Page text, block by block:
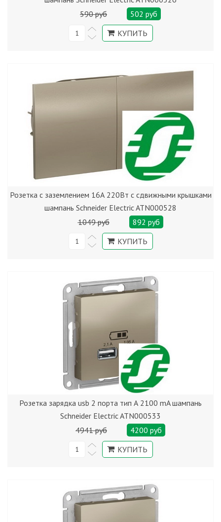
590 руб
502 руб
Розетка с заземлением 16А 220Вт с сдвижными крышками
шампань Schneider Electric ATN000528
1049 руб
892 руб
Розетка зарядка usb 2 порта тип А 2100 mA шампань
Schneider Electric ATN000533
4941 руб
4200 руб